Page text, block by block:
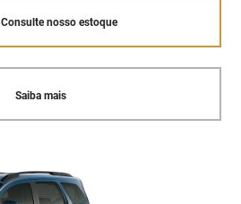
Consulte nosso estoque
Saiba mais